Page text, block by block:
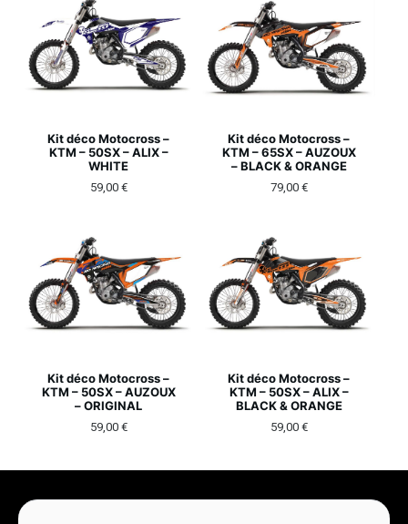
Kit déco Motocross –
KTM – 50SX – ALIX –
WHITE
59,00 €
Kit déco Motocross –
KTM – 65SX – AUZOUX
– BLACK & ORANGE
79,00 €
Kit déco Motocross –
KTM – 50SX – AUZOUX
– ORIGINAL
59,00 €
Kit déco Motocross –
KTM – 50SX – ALIX –
BLACK & ORANGE
59,00 €